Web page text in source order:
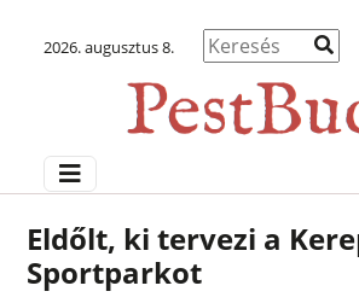
2026. augusztus 8.
Eldőlt, ki tervezi a
Sportparkot